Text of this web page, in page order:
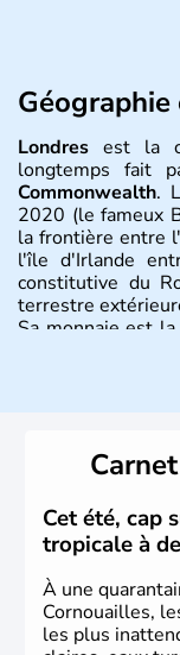
Londres est la
longtemps fait
Commonwealth.
2020 (le fameux
la frontière entre l'
l'île d'Irlande
constitutive du
terrestre
Sa monnaie est la
instable avec de
Histoire et
L'Angleterre est
Royaume-Uni.
d’habitants, les
84% de la
Xème siècle
germanique
parlementaire
Cet été, cap
tropicale à
À une
Cornouailles,
les plus